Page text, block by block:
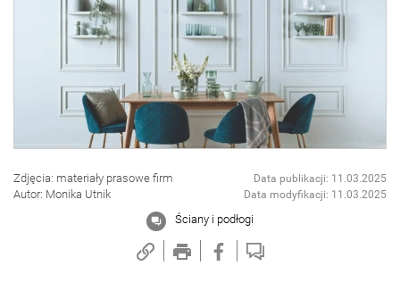
Zdjęcia: materiały prasowe firm
Autor: Monika Utnik
Data publikacji: 11.03.2025
Data modyfikacji: 11.03.2025
Ściany i podłogi